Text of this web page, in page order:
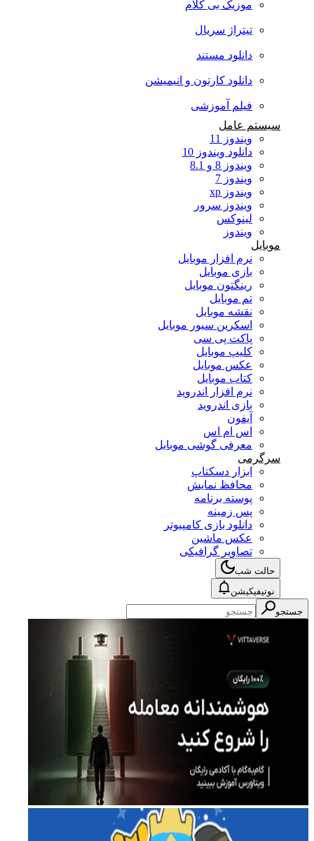
موزیک بی کلام
تیتراژ سریال
دانلود مستند
دانلود کارتون و انیمیشن
فیلم آموزشی
سیستم عامل
ویندوز 11
دانلود ویندوز 10
ویندوز 8 و 8.1
ویندوز 7
ویندوز xp
ویندوز سرور
لینوکس
ویندوز
موبایل
نرم افزار موبایل
بازی موبایل
رینگتون موبایل
تم موبایل
نقشه موبایل
اسکرین سیور موبایل
پاکت پی سی
کلیپ موبایل
عکس موبایل
کتاب موبایل
نرم افزار اندروید
بازی اندروید
آیفون
اس ام اس
معرفی گوشی موبایل
سرگرمی
ابزار دسکتاپ
محافظ نمایش
پوسته برنامه
پس زمینه
دانلود بازی کامپیوتر
عکس ماشین
تصاویر گرافیکی
حالت شب
نوتیفیکیشن
جستجو